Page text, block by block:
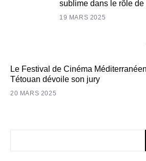
sublime dans le rôle
19 MARS 2025
Le Festival de Cinéma
Tétouan dévoile son jury
20 MARS 2025